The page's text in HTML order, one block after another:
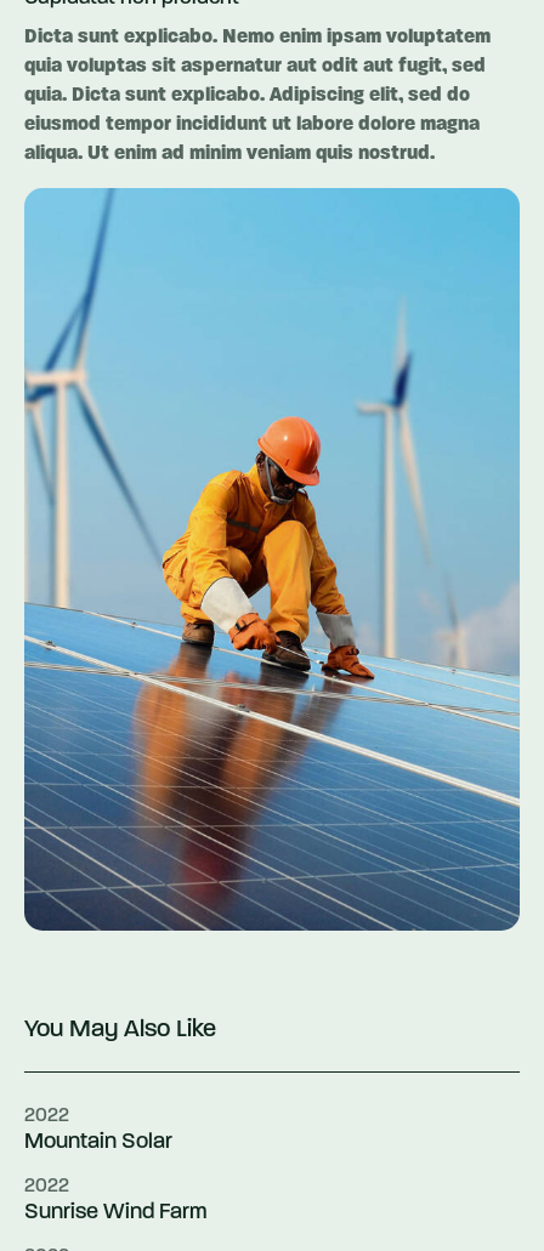
Dicta sunt explicabo. Nemo enim ipsam voluptatem
quia voluptas sit aspernatur aut odit aut fugit, sed
quia. Dicta sunt explicabo. Adipiscing elit, sed do
eiusmod tempor incididunt ut labore dolore magna
aliqua. Ut enim ad minim veniam quis nostrud.
You May Also Like
2022
Mountain Solar
2022
Sunrise Wind Farm